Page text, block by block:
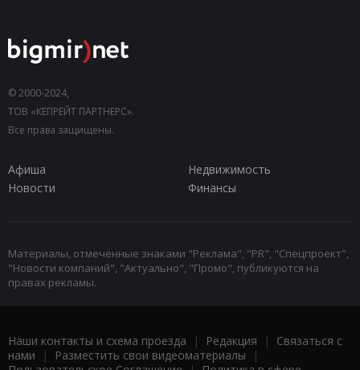
© 2000-2024,
ТОВ «КЕПРЕЙТ ПАРТНЕРС».
Все права защищены.
Афиша
Недвижимость
Новости
Финансы
Материалы, отмеченные знаками "Реклама", "PR", "Спецпроект",
"Новости компаний", "Актуально", "Промо", публикуются на
правах рекламы.
Наши контакты и схема проезда | Редакция | Связаться с
нами | Разместить свои видеоматериалы |